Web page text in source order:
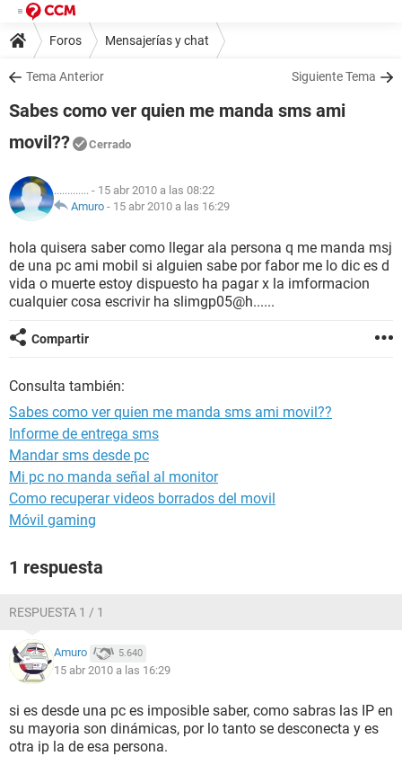
Foros Mensajerías y chat
Tema Anterior Siguiente Tema
Sabes como ver quien me manda sms ami
movil??
Cerrado
............. - 15 abr 2010 a las 08:22
Amuro - 15 abr 2010 a las 16:29
hola quisera saber como llegar ala persona q me manda msj
de una pc ami mobil si alguien sabe por fabor me lo dic es d
vida o muerte estoy dispuesto ha pagar x la imformacion
cualquier cosa escrivir ha slimgp05@h......
Compartir
Consulta también:
Sabes como ver quien me manda sms ami movil??
Informe de entrega sms
Mandar sms desde pc
Mi pc no manda señal al monitor
Como recuperar videos borrados del movil
Móvil gaming
1 respuesta
RESPUESTA 1 / 1
Amuro 5.640
15 abr 2010 a las 16:29
si es desde una pc es imposible saber, como sabras las IP en
su mayoria son dinámicas, por lo tanto se desconecta y es
otra ip la de esa persona.